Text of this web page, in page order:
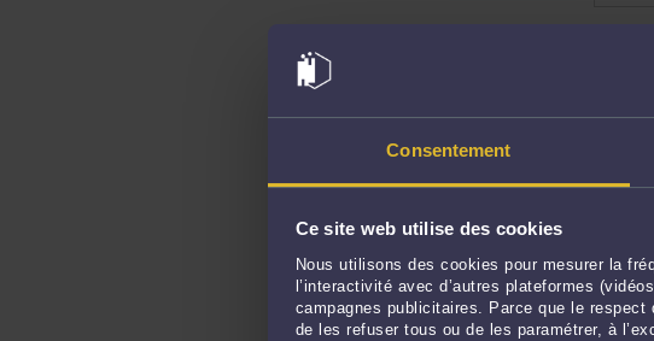
Consentement
Ce site web utilise des cookies
Nous utilisons des cookies pour mesurer la
l’interactivité avec d’autres plateformes
campagnes publicitaires. Parce que le
de les refuser tous ou de les paramétrer, à